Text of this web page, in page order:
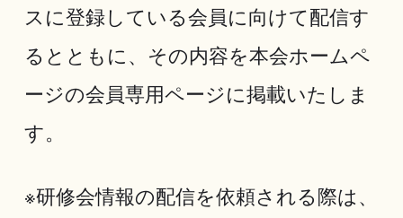
スに登録している会員に向けて配信す
るとともに、その内容を本会ホームペ
ージの会員専用ページに掲載いたしま
す。
※研修会情報の配信を依頼される際は、